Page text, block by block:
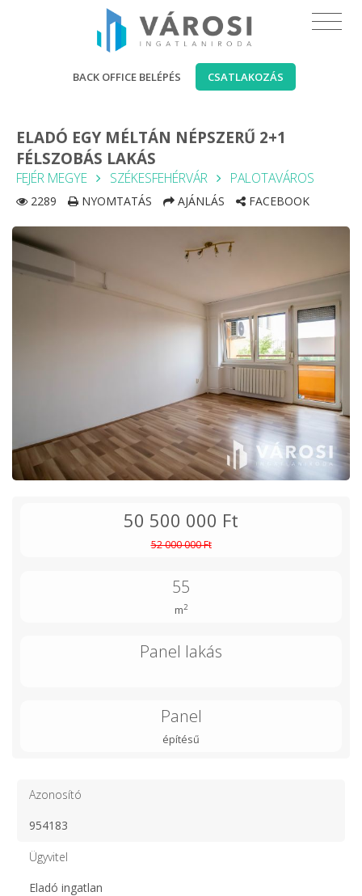
BACK OFFICE BELÉPÉS CSATLAKOZÁS
ELADÓ EGY MÉLTÁN NÉPSZERŰ 2+1
FÉLSZOBÁS LAKÁS
FEJÉR MEGYE SZÉKESFEHÉRVÁR PALOTAVÁROS
2289 NYOMTATÁS AJÁNLÁS FACEBOOK
50 500 000 Ft
52 000 000 Ft
55
m2
Panel lakás
Panel
építésű
Azonosító
954183
Ügyvitel
Eladó ingatlan